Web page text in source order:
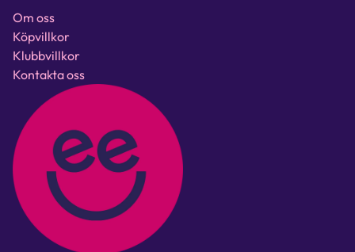
Om oss
Köpvillkor
Klubbvillkor
Kontakta oss